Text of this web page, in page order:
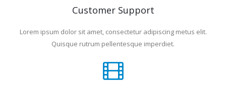
Customer Support
Lorem ipsum dolor sit amet, consectetur adipiscing metus elit.
Quisque rutrum pellentesque imperdiet.